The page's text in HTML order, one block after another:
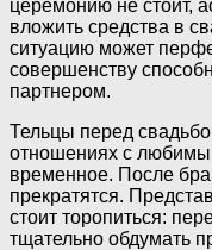
церемонию не стоит,
вложить средства в
ситуацию может
совершенству
партнером.
Тельцы перед
отношениях с
временное. После
прекратятся.
стоит торопиться:
тщательно обдумать